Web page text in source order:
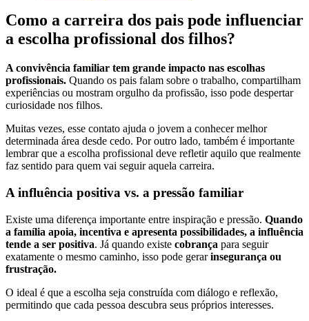
Como a carreira dos pais pode influenciar
a escolha profissional dos filhos?
A convivência familiar tem grande impacto nas escolhas
profissionais. Quando os pais falam sobre o trabalho, compartilham
experiências ou mostram orgulho da profissão, isso pode despertar
curiosidade nos filhos.
Muitas vezes, esse contato ajuda o jovem a conhecer melhor
determinada área desde cedo. Por outro lado, também é importante
lembrar que a escolha profissional deve refletir aquilo que realmente
faz sentido para quem vai seguir aquela carreira.
A influência positiva vs. a pressão familiar
Existe uma diferença importante entre inspiração e pressão. Quando
a família apoia, incentiva e apresenta possibilidades, a influência
tende a ser positiva. Já quando existe cobrança para seguir
exatamente o mesmo caminho, isso pode gerarinsegurança ou
frustração.
O ideal é que a escolha seja construída com diálogo e reflexão,
permitindo que cada pessoa descubra seus próprios interesses.